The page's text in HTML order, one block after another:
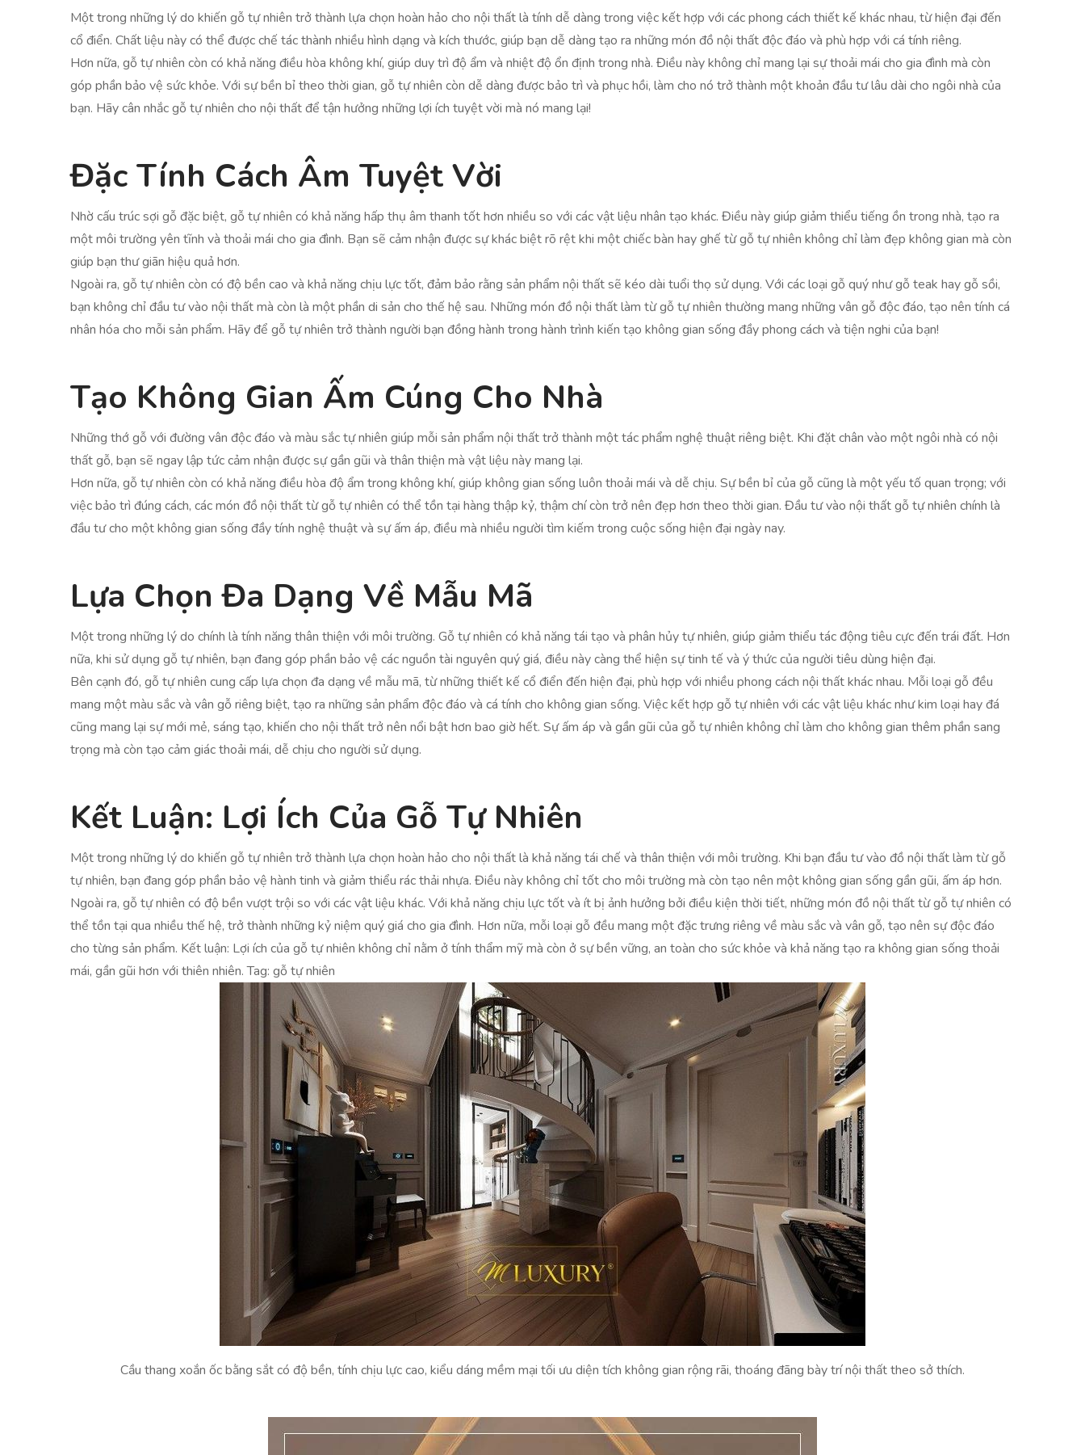
Một trong những lý do khiến gỗ tự nhiên trở thành lựa chọn hoàn hảo cho nội thất là tính dễ dàng trong việc kết hợp với các phong cách thiết kế khác nhau, từ hiện đại đến
cổ điển. Chất liệu này có thể được chế tác thành nhiều hình dạng và kích thước, giúp bạn dễ dàng tạo ra những món đồ nội thất độc đáo và phù hợp với cá tính riêng.
Hơn nữa, gỗ tự nhiên còn có khả năng điều hòa không khí, giúp duy trì độ ẩm và nhiệt độ ổn định trong nhà. Điều này không chỉ mang lại sự thoải mái cho gia đình mà còn
góp phần bảo vệ sức khỏe. Với sự bền bỉ theo thời gian, gỗ tự nhiên còn dễ dàng được bảo trì và phục hồi, làm cho nó trở thành một khoản đầu tư lâu dài cho ngôi nhà của
bạn. Hãy cân nhắc gỗ tự nhiên cho nội thất để tận hưởng những lợi ích tuyệt vời mà nó mang lại!
Đặc Tính Cách Âm Tuyệt Vời
Nhờ cấu trúc sợi gỗ đặc biệt, gỗ tự nhiên có khả năng hấp thụ âm thanh tốt hơn nhiều so với các vật liệu nhân tạo khác. Điều này giúp giảm thiểu tiếng ồn trong nhà, tạo ra
một môi trường yên tĩnh và thoải mái cho gia đình. Bạn sẽ cảm nhận được sự khác biệt rõ rệt khi một chiếc bàn hay ghế từ gỗ tự nhiên không chỉ làm đẹp không gian mà còn
giúp bạn thư giãn hiệu quả hơn.
Ngoài ra, gỗ tự nhiên còn có độ bền cao và khả năng chịu lực tốt, đảm bảo rằng sản phẩm nội thất sẽ kéo dài tuổi thọ sử dụng. Với các loại gỗ quý như gỗ teak hay gỗ sồi,
bạn không chỉ đầu tư vào nội thất mà còn là một phần di sản cho thế hệ sau. Những món đồ nội thất làm từ gỗ tự nhiên thường mang những vân gỗ độc đáo, tạo nên tính cá
nhân hóa cho mỗi sản phẩm. Hãy để gỗ tự nhiên trở thành người bạn đồng hành trong hành trình kiến tạo không gian sống đầy phong cách và tiện nghi của bạn!
Tạo Không Gian Ấm Cúng Cho Nhà
Những thớ gỗ với đường vân độc đáo và màu sắc tự nhiên giúp mỗi sản phẩm nội thất trở thành một tác phẩm nghệ thuật riêng biệt. Khi đặt chân vào một ngôi nhà có nội
thất gỗ, bạn sẽ ngay lập tức cảm nhận được sự gần gũi và thân thiện mà vật liệu này mang lại.
Hơn nữa, gỗ tự nhiên còn có khả năng điều hòa độ ẩm trong không khí, giúp không gian sống luôn thoải mái và dễ chịu. Sự bền bỉ của gỗ cũng là một yếu tố quan trọng; với
việc bảo trì đúng cách, các món đồ nội thất từ gỗ tự nhiên có thể tồn tại hàng thập kỷ, thậm chí còn trở nên đẹp hơn theo thời gian. Đầu tư vào nội thất gỗ tự nhiên chính là
đầu tư cho một không gian sống đầy tính nghệ thuật và sự ấm áp, điều mà nhiều người tìm kiếm trong cuộc sống hiện đại ngày nay.
Lựa Chọn Đa Dạng Về Mẫu Mã
Một trong những lý do chính là tính năng thân thiện với môi trường. Gỗ tự nhiên có khả năng tái tạo và phân hủy tự nhiên, giúp giảm thiểu tác động tiêu cực đến trái đất. Hơn
nữa, khi sử dụng gỗ tự nhiên, bạn đang góp phần bảo vệ các nguồn tài nguyên quý giá, điều này càng thể hiện sự tinh tế và ý thức của người tiêu dùng hiện đại.
Bên cạnh đó, gỗ tự nhiên cung cấp lựa chọn đa dạng về mẫu mã, từ những thiết kế cổ điển đến hiện đại, phù hợp với nhiều phong cách nội thất khác nhau. Mỗi loại gỗ đều
mang một màu sắc và vân gỗ riêng biệt, tạo ra những sản phẩm độc đáo và cá tính cho không gian sống. Việc kết hợp gỗ tự nhiên với các vật liệu khác như kim loại hay đá
cũng mang lại sự mới mẻ, sáng tạo, khiến cho nội thất trở nên nổi bật hơn bao giờ hết. Sự ấm áp và gần gũi của gỗ tự nhiên không chỉ làm cho không gian thêm phần sang
trọng mà còn tạo cảm giác thoải mái, dễ chịu cho người sử dụng.
Kết Luận: Lợi Ích Của Gỗ Tự Nhiên
Một trong những lý do khiến gỗ tự nhiên trở thành lựa chọn hoàn hảo cho nội thất là khả năng tái chế và thân thiện với môi trường. Khi bạn đầu tư vào đồ nội thất làm từ gỗ
tự nhiên, bạn đang góp phần bảo vệ hành tinh và giảm thiểu rác thải nhựa. Điều này không chỉ tốt cho môi trường mà còn tạo nên một không gian sống gần gũi, ấm áp hơn.
Ngoài ra, gỗ tự nhiên có độ bền vượt trội so với các vật liệu khác. Với khả năng chịu lực tốt và ít bị ảnh hưởng bởi điều kiện thời tiết, những món đồ nội thất từ gỗ tự nhiên có
thể tồn tại qua nhiều thế hệ, trở thành những kỷ niệm quý giá cho gia đình. Hơn nữa, mỗi loại gỗ đều mang một đặc trưng riêng về màu sắc và vân gỗ, tạo nên sự độc đáo
cho từng sản phẩm. Kết luận: Lợi ích của gỗ tự nhiên không chỉ nằm ở tính thẩm mỹ mà còn ở sự bền vững, an toàn cho sức khỏe và khả năng tạo ra không gian sống thoải
mái, gần gũi hơn với thiên nhiên. Tag: gỗ tự nhiên
Cầu thang xoắn ốc bằng sắt có độ bền, tính chịu lực cao, kiểu dáng mềm mại tối ưu diện tích không gian rộng rãi, thoáng đãng bày trí nội thất theo sở thích.